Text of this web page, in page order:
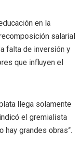
en la
salarial
falta de inversión y
que influyen el
llega solamente
el gremialista
hay grandes obras”.